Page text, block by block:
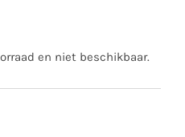
en niet beschikbaar.